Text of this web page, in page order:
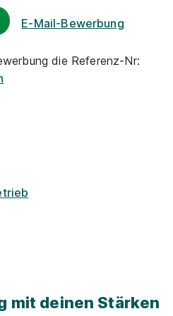
frau (Start:
E-Mail-Bewerbung
die Referenz-Nr:
mit deinen Stärken